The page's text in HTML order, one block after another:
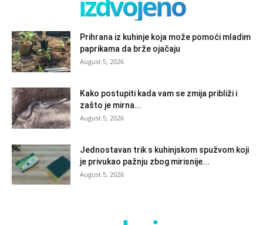
Prihrana iz kuhinje koja može pomoći mladim
paprikama da brže ojačaju
August 5, 2026
Kako postupiti kada vam se zmija približi i
zašto je mirna...
August 5, 2026
Jednostavan trik s kuhinjskom spužvom koji
je privukao pažnju zbog mirisnije...
August 5, 2026